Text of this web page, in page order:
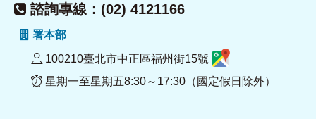
諮詢專線：(02) 4121166
署本部
100210臺北市中正區福州街15號
星期一至星期五8:30～17:30（國定假日除外）